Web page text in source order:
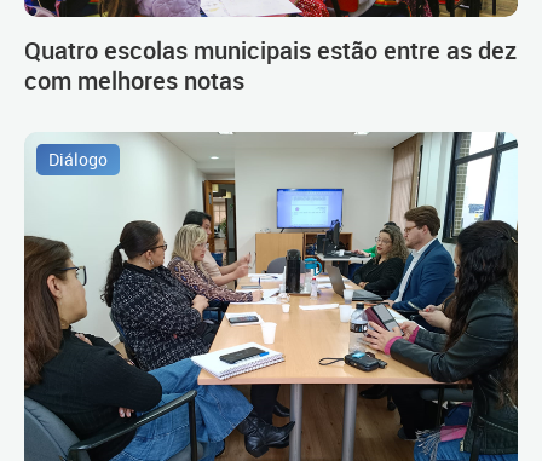
Quatro escolas municipais estão entre as dez
com melhores notas
Diálogo